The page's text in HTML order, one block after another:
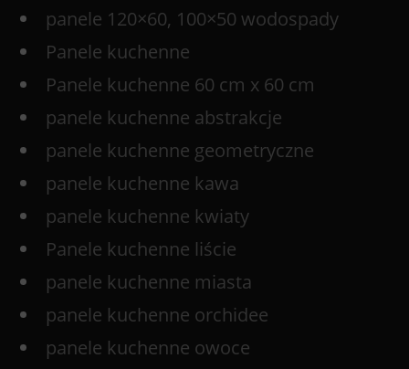
panele 120×60, 100×50 wodospady
Panele kuchenne
Panele kuchenne 60 cm x 60 cm
panele kuchenne abstrakcje
panele kuchenne geometryczne
panele kuchenne kawa
panele kuchenne kwiaty
Panele kuchenne liście
panele kuchenne miasta
panele kuchenne orchidee
panele kuchenne owoce